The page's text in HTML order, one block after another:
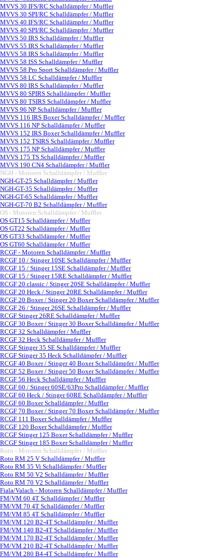
MVVS 30 IFS/RC Schalldämpfer / Muffler
MVVS 30 SPI/RC Schalldämpfer / Muffler
MVVS 40 IFS/RC Schalldämpfer / Muffler
MVVS 40 SPI/RC Schalldämpfer / Muffler
MVVS 50 IRS Schalldämpfer / Muffler
MVVS 55 IRS Schalldämpfer / Muffler
MVVS 58 IRS Schalldämpfer / Muffler
MVVS 58 ISS Schalldämpfer / Muffler
MVVS 58 Pro Sport Schalldämpfer / Muffler
MVVS 58 LC Schalldämpfer / Muffler
MVVS 80 IRS Schalldämpfer / Muffler
MVVS 80 SPIRS Schalldämpfer / Muffler
MVVS 80 TSIRS Schalldämpfer / Muffler
MVVS 96 NP Schalldämpfer / Muffler
MVVS 116 IRS Boxer Schalldämpfer / Muffler
MVVS 116 NP Schalldämpfer / Muffler
MVVS 152 IRS Boxer Schalldämpfer / Muffler
MVVS 152 TSIRS Schalldämpfer / Muffler
MVVS 175 NP Schalldämpfer / Muffler
MVVS 175 TS Schalldämpfer / Muffler
MVVS 190 CN4 Schalldämpfer / Muffler
NGH - Motoren Schalldämpfer / Muffler
NGH-GT-25 Schalldämpfer / Muffler
NGH-GT-35 Schalldämpfer / Muffler
NGH-GT-65 Schalldämpfer / Muffler
NGH-GT-70 B2 Schalldämpfer / Muffler
OS - Motoren Schalldämpfer / Muffler
OS GT15 Schalldämpfer / Muffler
OS GT22 Schalldämpfer / Muffler
OS GT33 Schalldämpfer / Muffler
OS GT60 Schalldämpfer / Muffler
RCGF - Motoren Schalldämpfer / Muffler▼
RCGF 10 / Stinger 10SE Schalldämpfer / Muffler
RCGF 15 / Stinger 15SE Schalldämpfer / Muffler
RCGF 15 / Stinger 15RE Schalldämpfer / Muffler
RCGF 20 classic / Stinger 20SE Schalldämpfer / Muffler
RCGF 20 Heck / Stinger 20RE Schalldämpfer / Muffler
RCGF 20 Boxer / Stinger 20 Boxer Schalldämpfer / Muffler
RCGF 26 / Stinger 26SE Schalldämpfer / Muffler
RCGF Stinger 26RE Schalldämpfer / Muffler
RCGF 30 Boxer / Stinger 30 Boxer Schalldämpfer / Muffler
RCGF 32 Schalldämpfer / Muffler
RCGF 32 Heck Schalldämpfer / Muffler
RCGF Stinger 35 SE Schalldämpfer / Muffler
RCGF Stinger 35 Heck Schalldämpfer / Muffler
RCGF 40 Boxer / Stinger 40 Boxer Schalldämpfer / Muffler
RCGF 52 Boxer / Stinger 50 Boxer Schalldämpfer / Muffler
RCGF 56 Heck Schalldämpfer / Muffler
RCGF 60 / Stinger 60SE/63Pro Schalldämpfer / Muffler
RCGF 60 Heck / Stinger 60RE Schalldämpfer / Muffler
RCGF 60 Boxer Schalldämpfer / Muffler
RCGF 70 Boxer / Stinger 70 Boxer Schalldämpfer / Muffler
RCGF 111 Boxer Schalldämpfer / Muffler
RCGF 120 Boxer Schalldämpfer / Muffler
RCGF Stinger 125 Boxer Schalldämpfer / Muffler
RCGF Stinger 185 Boxer Schalldämpfer / Muffler
Roto - Motoren Schalldämpfer / Muffler
Roto RM 25 V Schalldämpfer / Muffler
Roto RM 35 Vi Schalldämpfer / Muffler
Roto RM 50 V2 Schalldämpfer / Muffler
Roto RM 70 V2 Schalldämpfer / Muffler
Fiala/Valach - Motoren Schalldämpfer / Muffler▼
FM/VM 60 4T Schalldämpfer / Muffler
FM/VM 70 4T Schalldämpfer / Muffler
FM/VM 85 4T Schalldämpfer / Muffler
FM/VM 120 B2-4T Schalldämpfer / Muffler
FM/VM 140 B2-4T Schalldämpfer / Muffler
FM/VM 170 B2-4T Schalldämpfer / Muffler
FM/VM 210 B2-4T Schalldämpfer / Muffler
FM/VM 280 B4-4T Schalldämpfer / Muffler